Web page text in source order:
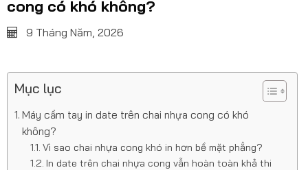
cong có khó không?
9 Tháng Năm, 2026
Mục lục
Máy cầm tay in date trên chai nhựa cong có khó
không?
Vì sao chai nhựa cong khó in hơn bề mặt phẳng?
In date trên chai nhựa cong vẫn hoàn toàn khả thi